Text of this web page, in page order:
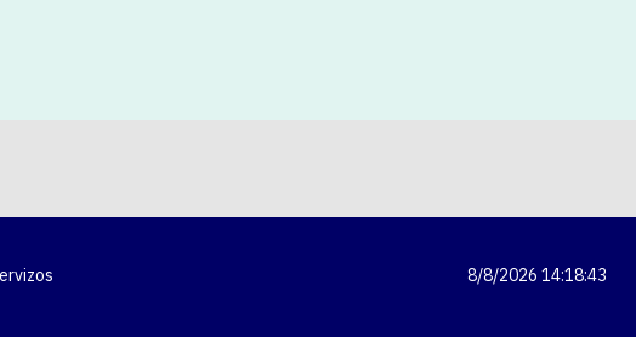
8/8/2026 14:18:44